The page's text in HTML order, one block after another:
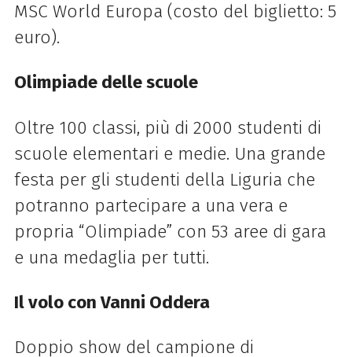
MSC World Europa (costo del biglietto: 5
euro).
Olimpiade delle scuole
Oltre 100 classi, più di 2000 studenti di
scuole elementari e medie. Una grande
festa per gli studenti della Liguria che
potranno partecipare a una vera e
propria “Olimpiade” con 53 aree di gara
e una medaglia per tutti.
Il volo con Vanni Oddera
Doppio show del campione di